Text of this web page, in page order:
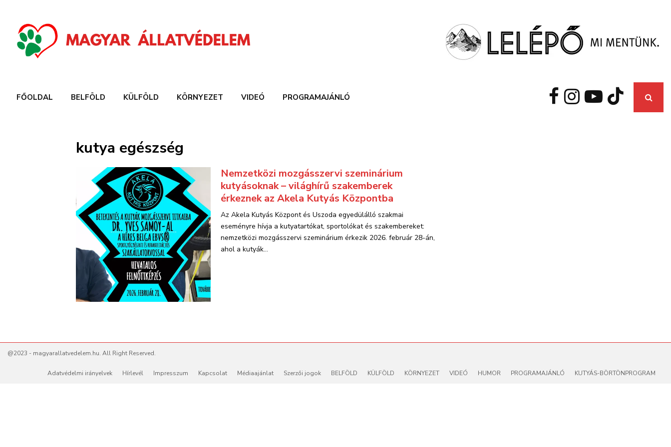
FŐOLDAL BELFÖLD KÜLFÖLD KÖRNYEZET VIDEÓ PROGRAMAJÁNLÓ
kutya egészség
Nemzetközi mozgásszervi szeminárium
kutyásoknak – világhírű szakemberek
érkeznek az Akela Kutyás Központba
Az Akela Kutyás Központ és Uszoda egyedülálló szakmai
eseményre hívja a kutyatartókat, sportolókat és szakembereket:
nemzetközi mozgásszervi szeminárium érkezik 2026. február 28-án,
ahol a kutyák...
@2023 - magyarallatvedelem.hu. All Right Reserved.
Adatvédelmi irányelvek Hírlevél Impresszum Kapcsolat Médiaajánlat Szerzői jogok BELFÖLD KÜLFÖLD KÖRNYEZET VIDEÓ HUMOR PROGRAMAJÁNLÓ KUTYÁS-BÖRTÖNPROGRAM